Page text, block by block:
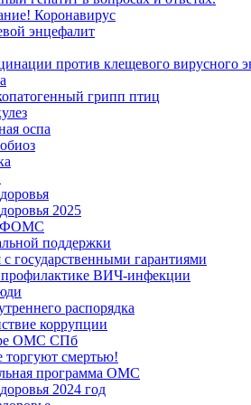
Коронавирус
энцефалит
против клещевого вирусного
грипп птиц
оспа
2025
поддержки
государственными гарантиями
ВИЧ-инфекции
распорядка
коррупции
ОМС СПб
торгуют смертью!
программа ОМС
2024 год